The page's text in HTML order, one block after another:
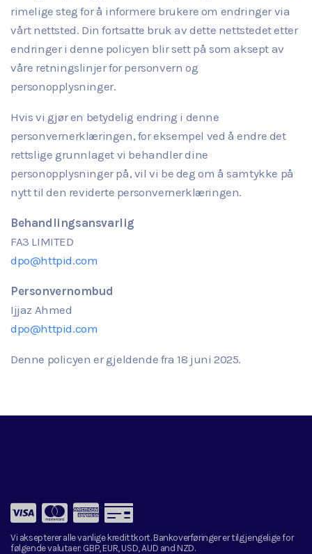
rimelige steg for å informere brukere om endringer via
vårt nettsted. Din fortsatte bruk av dette nettstedet etter
endringer i denne policyen blir sett på som aksept av
våre retningslinjer for personvern og
personopplysninger.
Hvis vi gjør en betydelig endring i denne
personvernerklæringen, for eksempel ved å endre det
rettslige grunnlaget vi behandler dine
personopplysninger på, vil vi be deg om å samtykke på
nytt til den reviderte personvernerklæringen.
Behandlingsansvarlig
FA3 LIMITED
dpo@httpid.com
Personvernombud
Ijjaz Ahmed
dpo@httpid.com
Denne policyen er gjeldende fra 18 juni 2025.
Vi aksepterer alle vanlige kredittkort. Bankoverføringer er tilgjengelige for
følgende valutaer: GBP, EUR, USD, AUD and NZD.